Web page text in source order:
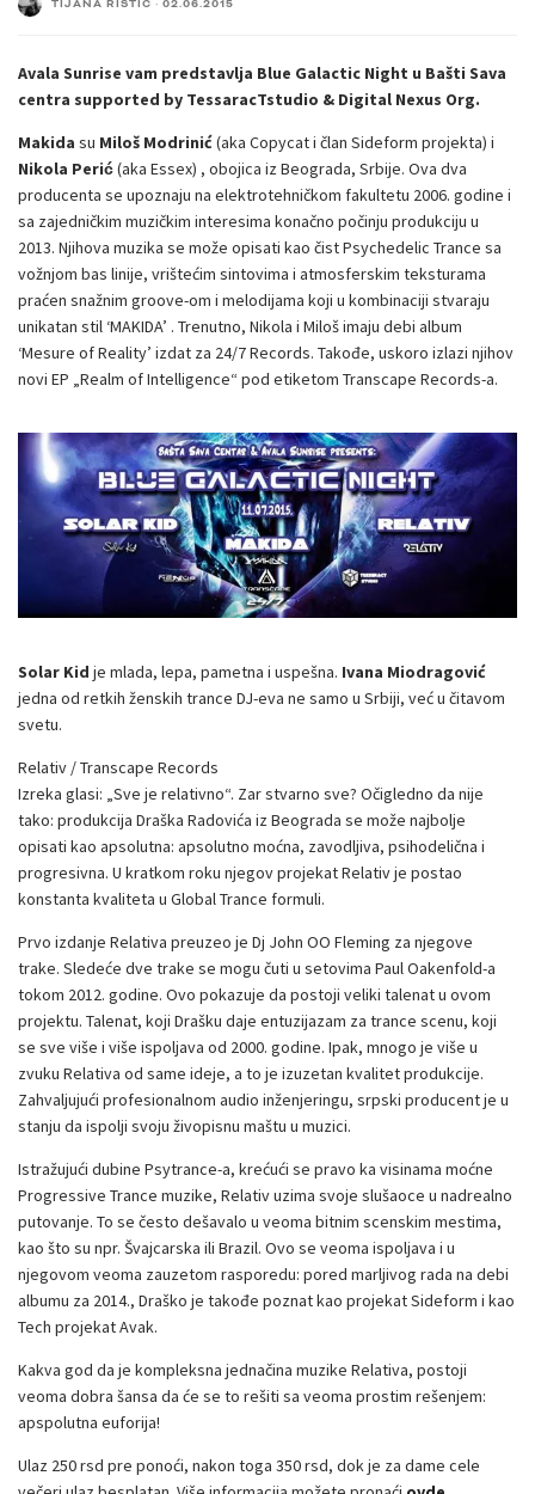
TIJANA RISTIĆ · 02.06.2015
Avala Sunrise vam predstavlja Blue Galactic Night u Bašti Sava
centra supported by TessaracTstudio & Digital Nexus Org.
Makida su Miloš Modrinić(aka Copycat i član Sideform projekta) i
Nikola Perić(aka Essex) , obojica iz Beograda, Srbije. Ova dva
producenta se upoznaju na elektrotehničkom fakultetu 2006. godine i
sa zajedničkim muzičkim interesima konačno počinju produkciju u
2013. Njihova muzika se može opisati kao čist Psychedelic Trance sa
vožnjom bas linije, vrištećim sintovima i atmosferskim teksturama
praćen snažnim groove-om i melodijama koji u kombinaciji stvaraju
unikatan stil ‘MAKIDA’ . Trenutno, Nikola i Miloš imaju debi album
‘Mesure of Reality’ izdat za 24/7 Records. Takođe, uskoro izlazi njihov
novi EP „Realm of Intelligence“ pod etiketom Transcape Records-a.
Solar Kid je mlada, lepa, pametna i uspešna. Ivana Miodragović
jedna od retkih ženskih trance DJ-eva ne samo u Srbiji, već u čitavom
svetu.
Relativ / Transcape Records
Izreka glasi: „Sve je relativno“. Zar stvarno sve? Očigledno da nije
tako: produkcija Draška Radovića iz Beograda se može najbolje
opisati kao apsolutna: apsolutno moćna, zavodljiva, psihodelična i
progresivna. U kratkom roku njegov projekat Relativ je postao
konstanta kvaliteta u Global Trance formuli.
Prvo izdanje Relativa preuzeo je Dj John OO Fleming za njegove
trake. Sledeće dve trake se mogu čuti u setovima Paul Oakenfold-a
tokom 2012. godine. Ovo pokazuje da postoji veliki talenat u ovom
projektu. Talenat, koji Drašku daje entuzijazam za trance scenu, koji
se sve više i više ispoljava od 2000. godine. Ipak, mnogo je više u
zvuku Relativa od same ideje, a to je izuzetan kvalitet produkcije.
Zahvaljujući profesionalnom audio inženjeringu, srpski producent je u
stanju da ispolji svoju živopisnu maštu u muzici.
Istražujući dubine Psytrance-a, krećući se pravo ka visinama moćne
Progressive Trance muzike, Relativ uzima svoje slušaoce u nadrealno
putovanje. To se često dešavalo u veoma bitnim scenskim mestima,
kao što su npr. Švajcarska ili Brazil. Ovo se veoma ispoljava i u
njegovom veoma zauzetom rasporedu: pored marljivog rada na debi
albumu za 2014., Draško je takođe poznat kao projekat Sideform i kao
Tech projekat Avak.
Kakva god da je kompleksna jednačina muzike Relativa, postoji
veoma dobra šansa da će se to rešiti sa veoma prostim rešenjem:
apspolutna euforija!
Ulaz 250 rsd pre ponoći, nakon toga 350 rsd, dok je za dame cele